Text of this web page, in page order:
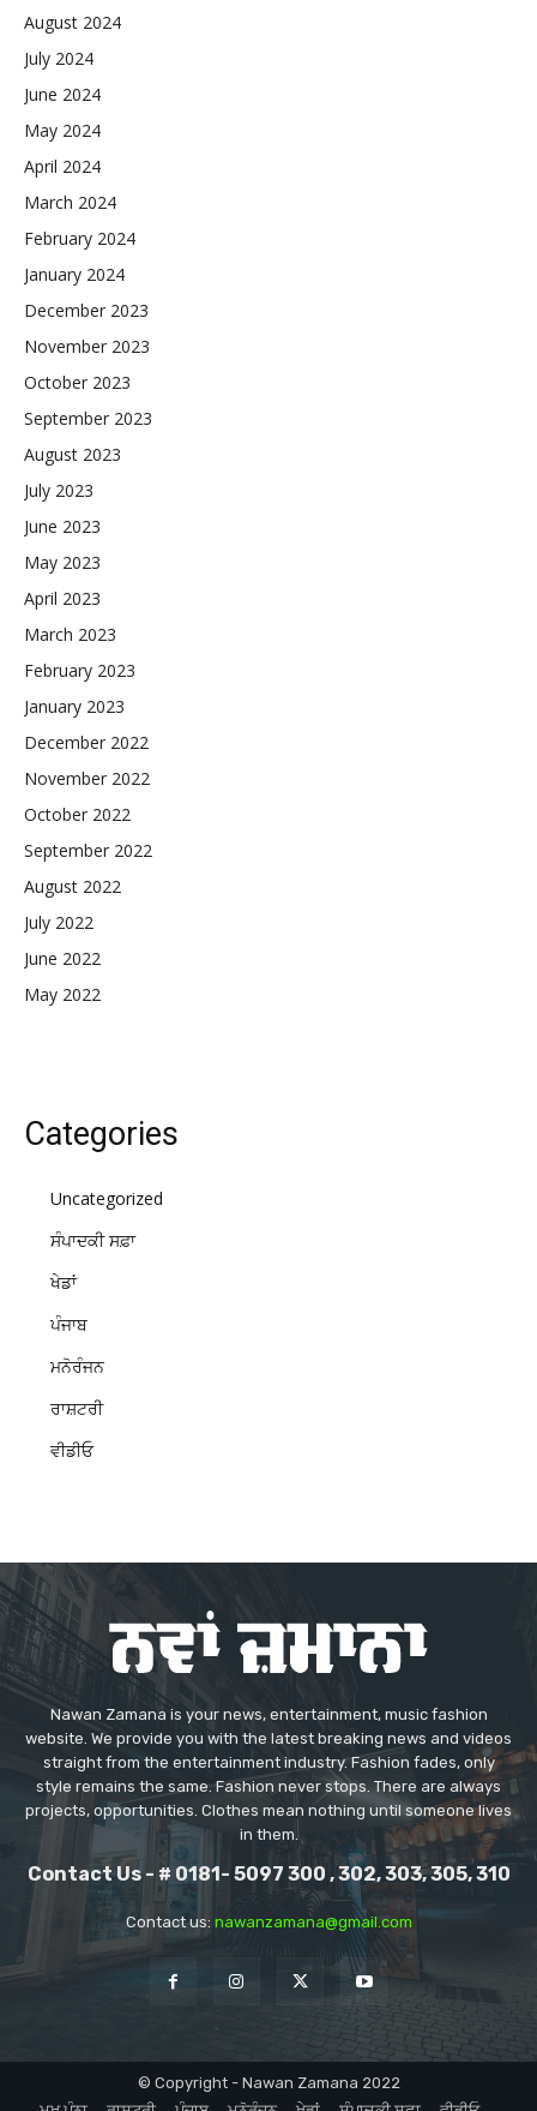
August 2024
July 2024
June 2024
May 2024
April 2024
March 2024
February 2024
January 2024
December 2023
November 2023
October 2023
September 2023
August 2023
July 2023
June 2023
May 2023
April 2023
March 2023
February 2023
January 2023
December 2022
November 2022
October 2022
September 2022
August 2022
July 2022
June 2022
May 2022
Categories
Uncategorized
ਸੰਪਾਦਕੀ ਸਫ਼ਾ
ਖੇਡਾਂ
ਪੰਜਾਬ
ਮਨੋਰੰਜਨ
ਰਾਸ਼ਟਰੀ
ਵੀਡੀਓ
Nawan Zamana is your news, entertainment, music fashion
website. We provide you with the latest breaking news and videos
straight from the entertainment industry. Fashion fades, only
style remains the same. Fashion never stops. There are always
projects, opportunities. Clothes mean nothing until someone lives
in them.
Contact Us - # 0181- 5097 300 , 302, 303, 305, 310
Contact us: nawanzamana@gmail.com
© Copyright - Nawan Zamana 2022